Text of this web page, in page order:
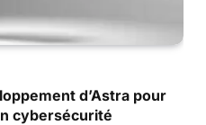
d’Astra pour
cybersécurité